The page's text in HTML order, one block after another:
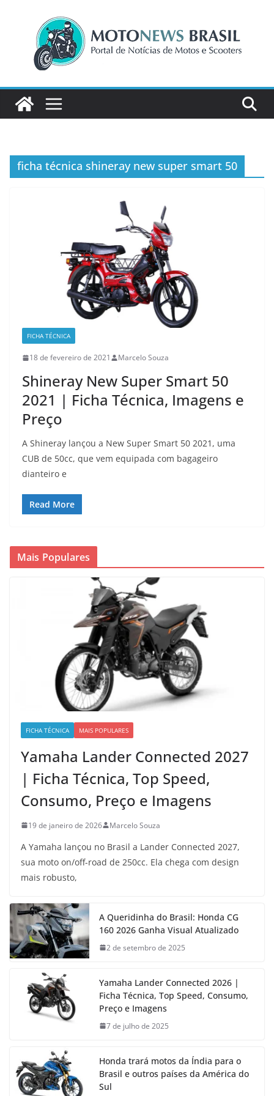
conteúdo
ficha técnica shineray new super smart 50
FICHA TÉCNICA
18 de fevereiro de 2021 Marcelo Souza
Shineray New Super Smart 50
2021 | Ficha Técnica, Imagens e
Preço
A Shineray lançou a New Super Smart 50 2021, uma
CUB de 50cc, que vem equipada com bagageiro
dianteiro e
Read More
Mais Populares
FICHA TÉCNICA MAIS POPULARES
Yamaha Lander Connected 2027
| Ficha Técnica, Top Speed,
Consumo, Preço e Imagens
19 de janeiro de 2026 Marcelo Souza
A Yamaha lançou no Brasil a Lander Connected 2027,
sua moto on/off-road de 250cc. Ela chega com design
mais robusto,
A Queridinha do Brasil: Honda CG
160 2026 Ganha Visual Atualizado
2 de setembro de 2025
Yamaha Lander Connected 2026 |
Ficha Técnica, Top Speed, Consumo,
Preço e Imagens
7 de julho de 2025
Honda trará motos da Índia para o
Brasil e outros países da América do
Sul